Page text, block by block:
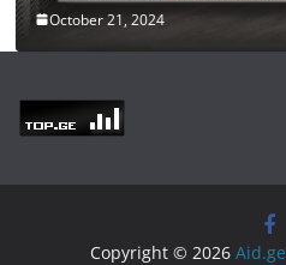
October 21, 2024
Copyright © 2026 Aid.ge